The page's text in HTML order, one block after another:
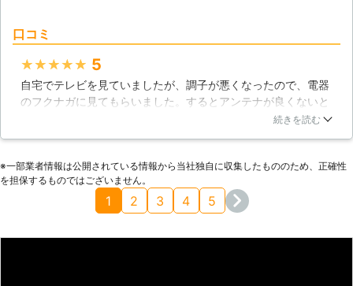
口コミ
★★★★★ 5
自宅でテレビを見ていましたが、調子が悪くなったので、電器
のフクナガに見てもらいました。するとアンテナが良くないと
いうことになり、修理してもらうことになりました。とても手
だったので対応がすごく良かったです。
2016年11月18日
続きを読む
※⼀部業者情報は公開されている情報から当社独⾃に収集したもののため、正確性
を担保するものではございません。
1 2 3 4 5